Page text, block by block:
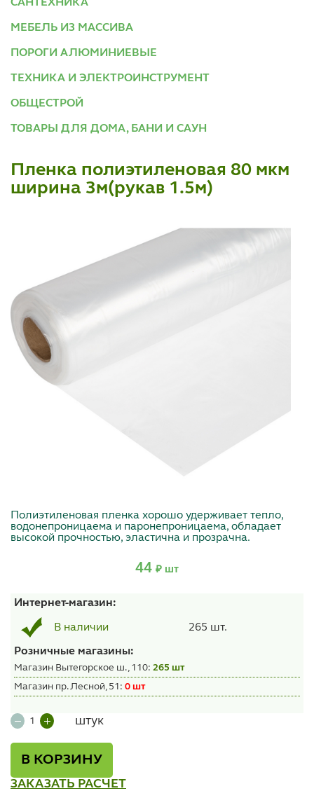
САНТЕХНИКА
МЕБЕЛЬ ИЗ МАССИВА
ПОРОГИ АЛЮМИНИЕВЫЕ
ТЕХНИКА И ЭЛЕКТРОИНСТРУМЕНТ
ОБЩЕСТРОЙ
ТОВАРЫ ДЛЯ ДОМА, БАНИ И САУН
Пленка полиэтиленовая 80 мкм
ширина 3м(рукав 1.5м)
Полиэтиленовая пленка хорошо удерживает тепло,
водонепроницаема и паронепроницаема, обладает
высокой прочностью, эластична и прозрачна.
44 ₽ шт
Интернет-магазин:
В наличии 265 шт.
Розничные магазины:
Магазин Вытегорское ш., 110: 265 шт
Магазин пр. Лесной, 51: 0 шт
штук
В КОРЗИНУ
ЗАКАЗАТЬ РАСЧЕТ